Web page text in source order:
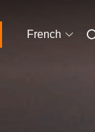
French